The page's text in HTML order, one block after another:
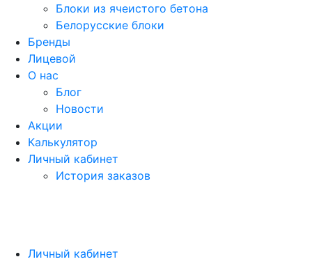
Блоки из ячеистого бетона
Белорусские блоки
Бренды
Лицевой
О нас
Блог
Новости
Акции
Калькулятор
Личный кабинет
История заказов
Личный кабинет